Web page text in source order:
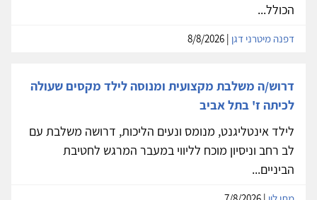
הכולל...
דפנה מיטרני דגן
דרוש/ה משלבת מקצועית ומנוסה לילד מקסים שעולה
לכיתה ז' בתל אביב
לילד אינטליגנט, מנומס ונעים הליכות, דרושה משלבת עם
לב רחב וניסיון מוכח לליווי במעבר המרגש לחטיבת
הביניים...